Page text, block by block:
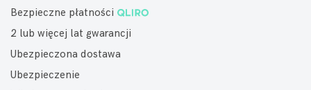
Bezpieczne płatności
2 lub więcej lat gwarancji
Ubezpieczona dostawa
Ubezpieczenie